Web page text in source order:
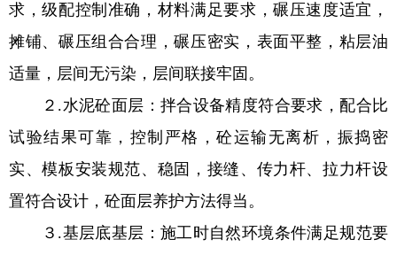
求，级配控制准确，材料满足要求，碾压速度适宜，
摊铺、碾压组合合理，碾压密实，表面平整，粘层油
适量，层间无污染，层间联接牢固。
２.水泥砼面层：拌合设备精度符合要求，配合比
试验结果可靠，控制严格，砼运输无离析，振捣密
实、模板安装规范、稳固，接缝、传力杆、拉力杆设
置符合设计，砼面层养护方法得当。
３.基层底基层：施工时自然环境条件满足规范要